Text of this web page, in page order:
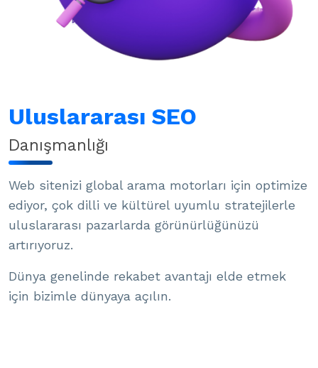
Uluslararası SEO
Danışmanlığı
Web sitenizi global arama motorları için optimize
ediyor, çok dilli ve kültürel uyumlu stratejilerle
uluslararası pazarlarda görünürlüğünüzü
artırıyoruz.
Dünya genelinde rekabet avantajı elde etmek
için bizimle dünyaya açılın.